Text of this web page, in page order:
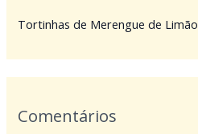
Tortinhas de Merengue de Limão
Comentários